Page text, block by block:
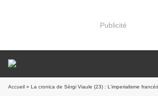
Publicité
Accueil » La cronica de Sèrgi Viaule (23) : L'imperialisme francés es una usina a